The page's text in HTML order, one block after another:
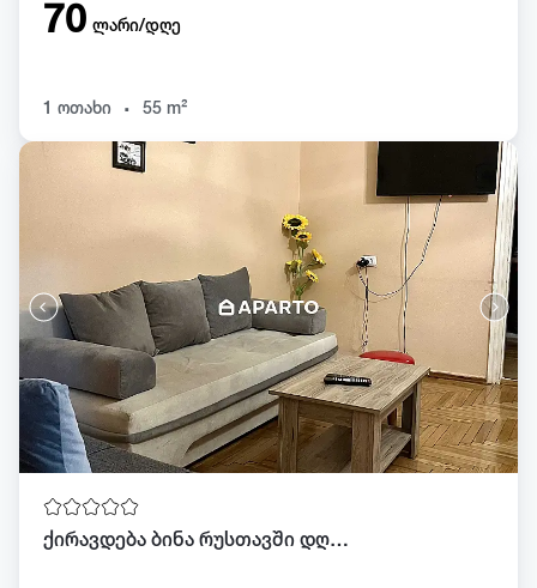
70 ლარი/დღე
1 ოთახი . 55 m²
ქირავდება ბინა რუსთავში დღიურად